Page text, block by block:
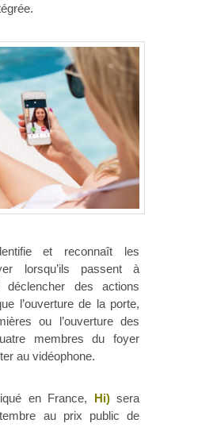
et reconnaît les
lorsqu’ils passent à
des actions
l’ouverture de la porte,
ou l’ouverture des
membres du foyer
au vidéophone.
en France, Hi)sera
au prix public de